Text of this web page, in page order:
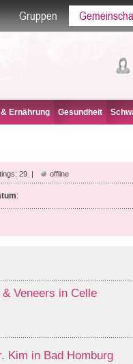
Gruppen
Ernährung Gesundheit
29 | offline
:
Veneers in Celle
Kim in Bad Homburg